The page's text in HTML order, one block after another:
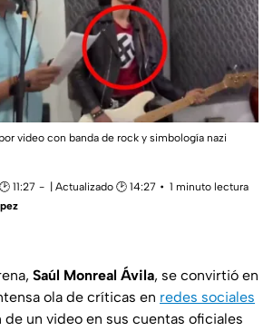
video con banda de rock y simbología nazi
11:27 | Actualizado 🕑 14:27
1 minuto lectura
Saúl Monreal Ávila, se convirtió en
ola de críticas en redes sociales
un video en sus cuentas oficiales